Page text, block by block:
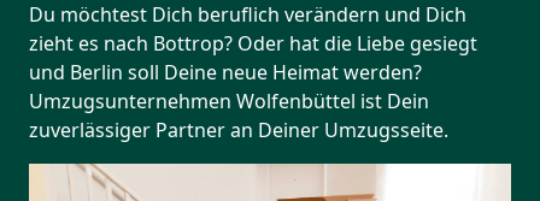
Du möchtest Dich beruflich verändern und Dich
zieht es nach Bottrop? Oder hat die Liebe gesiegt
und Berlin soll Deine neue Heimat werden?
Umzugsunternehmen Wolfenbüttel ist Dein
zuverlässiger Partner an Deiner Umzugsseite.